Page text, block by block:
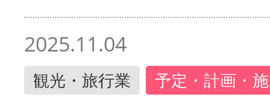
2025.11.04
観光・旅行業 予定・計画・